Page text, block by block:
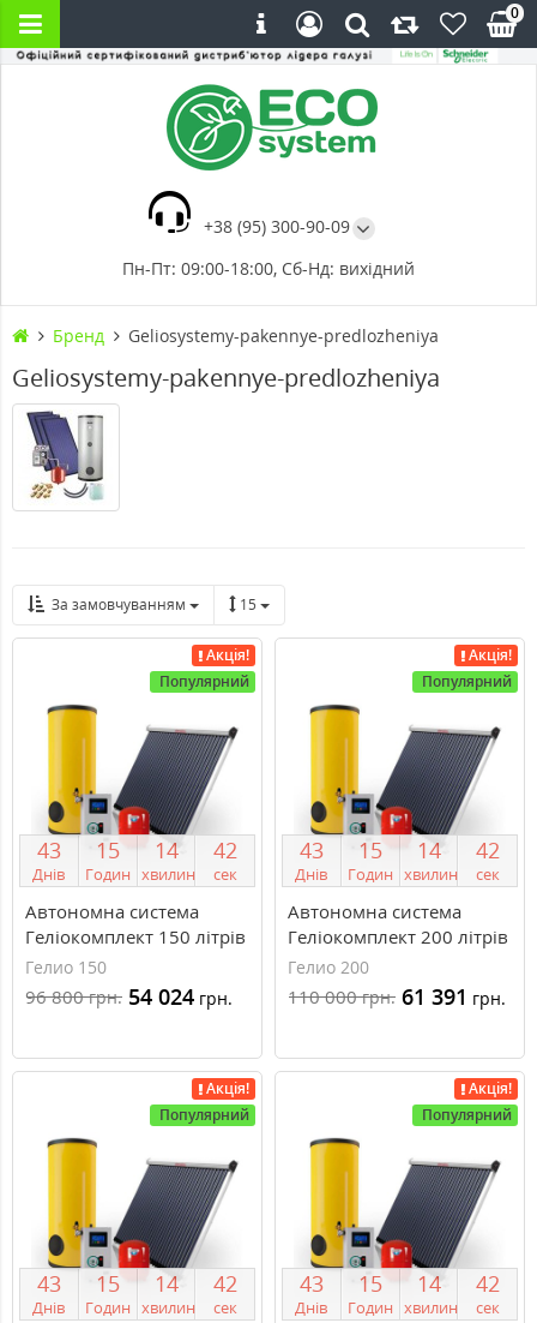
+38 (95) 300-90-09
Пн-Пт: 09:00-18:00, Сб-Нд: вихідний
0
Бренд Geliosystemy-pakennye-predlozheniya
Geliosystemy-pakennye-predlozheniya
За замовчуванням 15
Акція!
Популярний
43
Днів
15
Годин
14
хвилин
41
сек
Автономна система
Геліокомплект 150 літрів
Гелио 150
96 800грн. 54 024 грн.
Акція!
Популярний
43
Днів
15
Годин
14
хвилин
41
сек
Автономна система
Геліокомплект 200 літрів
Гелио 200
110 000грн. 61 391 грн.
Акція!
Популярний
43
Днів
15
Годин
14
хвилин
42
сек
Акція!
Популярний
43
Днів
15
Годин
14
хвилин
42
сек